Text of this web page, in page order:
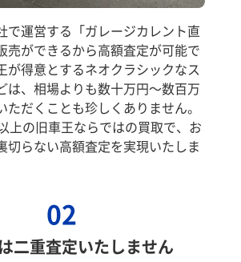
で運営する「ガレージカレント直
売ができるから高額査定が可能で
が得意とするネオクラシックなス
は、相場よりも数十万円～数百万
ただくことも珍しくありません。
上の旧車王ならではの買取で、お
切らない高額査定を実現いたしま
02
二重査定いたしません